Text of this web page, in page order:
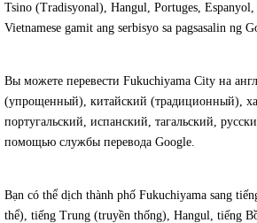
Tsino (Tradisyonal), Hangul, Portuges, Espanyol,
Vietnamese gamit ang serbisyo sa pagsasalin ng
Вы можете перевести Fukuchiyama City на
(упрощенный), китайский (традиционный),
португальский, испанский, тагальский,
помощью службы перевода Google.
Bạn có thể dịch thành phố Fukuchiyama sang
thể), tiếng Trung (truyền thống), Hangul, tiếng